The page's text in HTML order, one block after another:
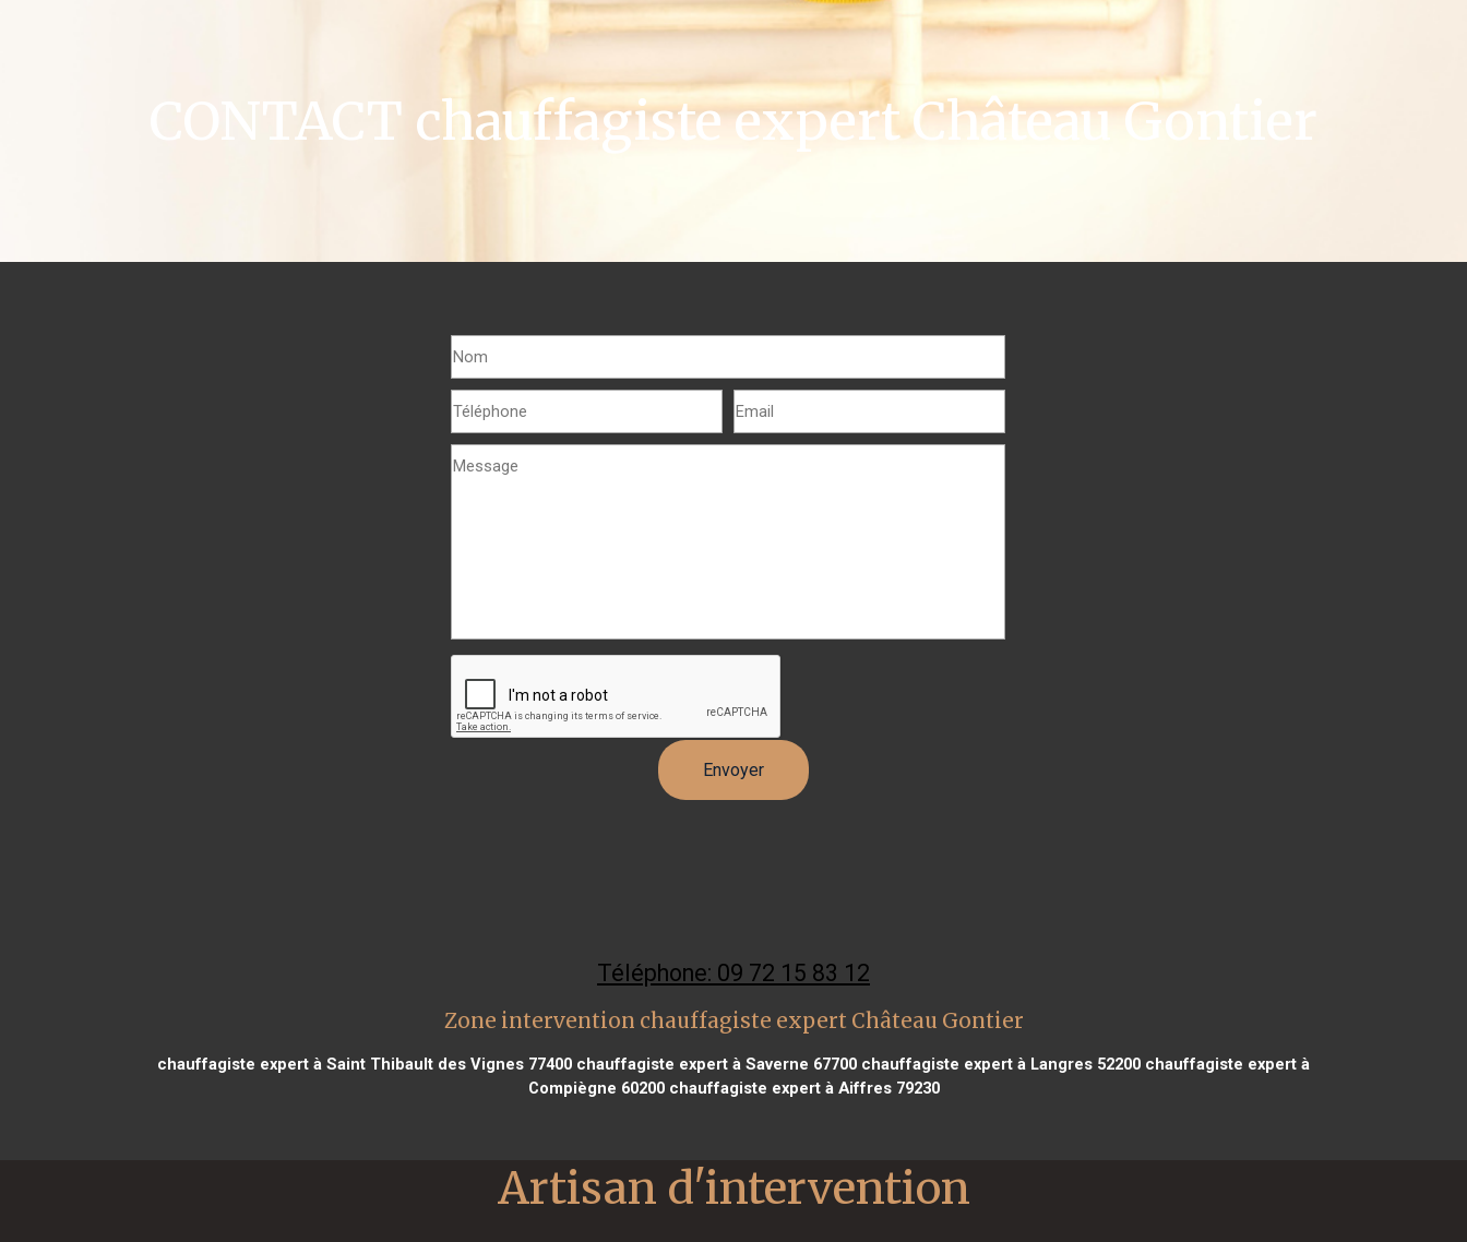
CONTACT chauffagiste expert Château Gontier
Téléphone: 09 72 15 83 12
Zone intervention chauffagiste expert Château Gontier
chauffagiste expert à Saint Thibault des Vignes 77400 chauffagiste expert à Saverne 67700 chauffagiste expert à Langres 52200 chauffagiste expert à
Compiègne 60200chauffagiste expert à Aiffres 79230
Artisan d'intervention